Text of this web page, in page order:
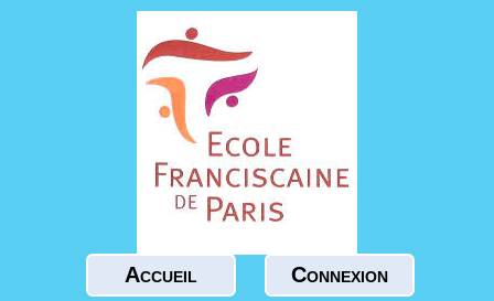
Accueil Connexion